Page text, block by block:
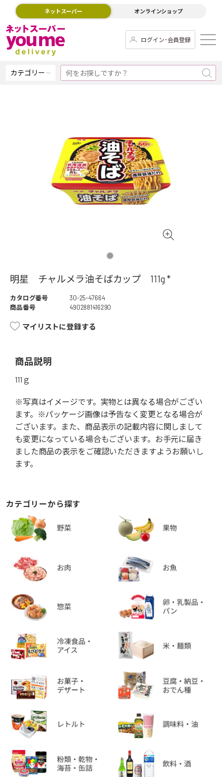
ネットスーパー オンラインショップ
ログイン･会員登録
カテゴリー
明星 チャルメラ油そばカップ 111g *
カタログ番号
30-25-47664
商品番号
4902881416290
マイリストに登録する
商品説明
111ｇ
※写真はイメージです。実物とは異なる場合がござい
ます。※パッケージ画像は予告なく変更となる場合が
ございます。また、商品表示の記載内容に関しまして
も変更になっている場合もございます。お手元に届き
ました商品の表示をご確認いただきますようお願いし
ます。
カテゴリーから探す